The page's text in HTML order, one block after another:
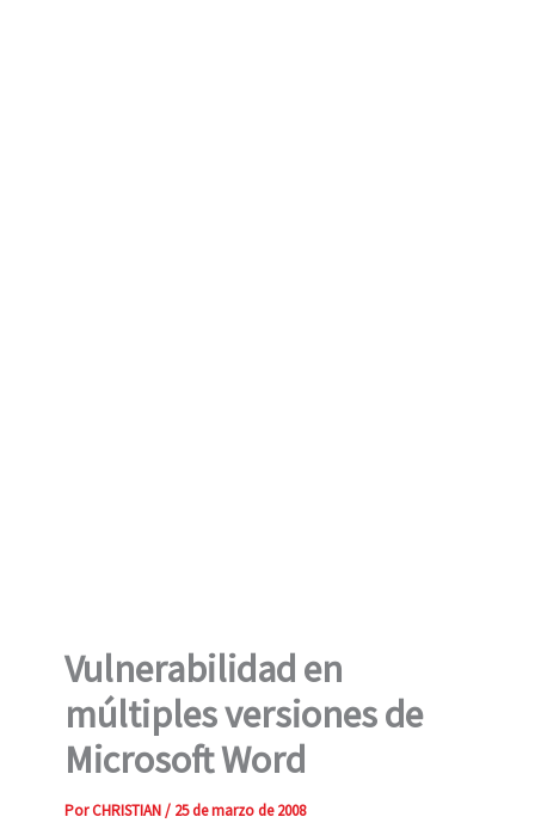
Vulnerabilidad en
múltiples versiones de
Microsoft Word
PorCHRISTIAN/ 25 de marzo de 2008